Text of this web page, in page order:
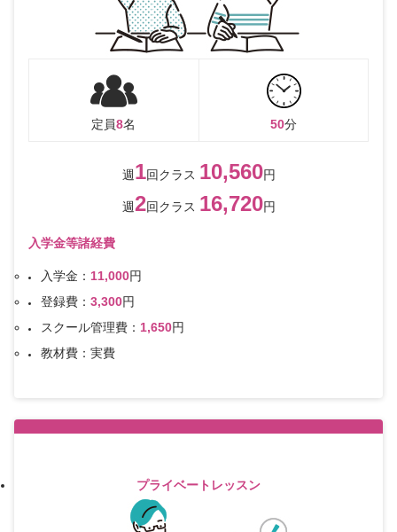
定員8名 50分
週 1回クラス 10,560円
週2回クラス 16,720円
入学金等諸経費
入学金： 11,000円
登録費： 3,300円
スクール管理費： 1,650円
教材費：実費
プライベートレッスン